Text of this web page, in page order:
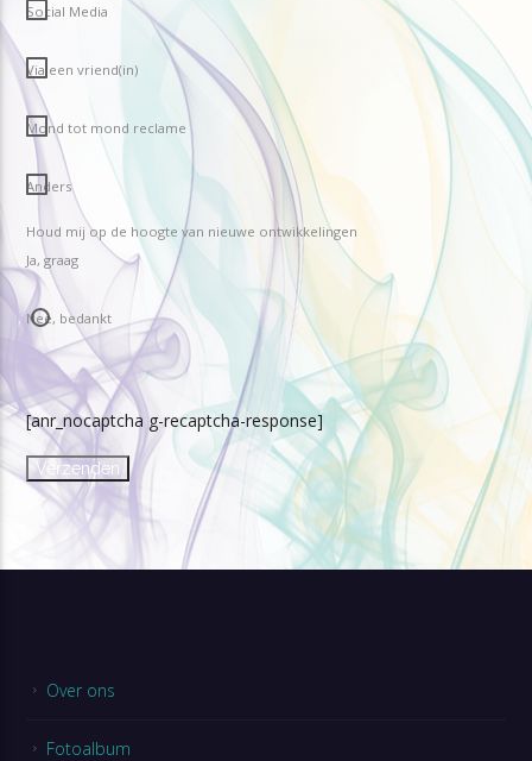
Social Media
Via een vriend(in)
Mond tot mond reclame
Anders
Houd mij op de hoogte van nieuwe ontwikkelingen
Ja, graag
Nee, bedankt
[anr_nocaptcha g-recaptcha-response]
Over ons
Fotoalbum